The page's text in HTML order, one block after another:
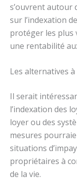
s’ouvrent autour
sur l’indexation
protéger les plus
une rentabilité
Les alternatives à
Il serait
l’indexation des
loyer ou des
mesures
situations
propriétaires à
de la vie.